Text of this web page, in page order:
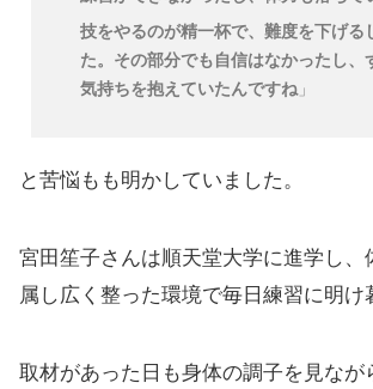
技をやるのが精一杯で、難度を下げる
た。その部分でも自信はなかったし、
気持ちを抱えていたんですね」
と苦悩もも明かしていました。
宮田笙子さんは順天堂大学に進学し、
属し広く整った環境で毎日練習に明け
取材があった日も身体の調子を見なが